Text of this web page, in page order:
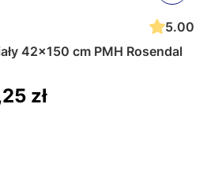
5.00
42x150 cm PMH Rosendal
zł